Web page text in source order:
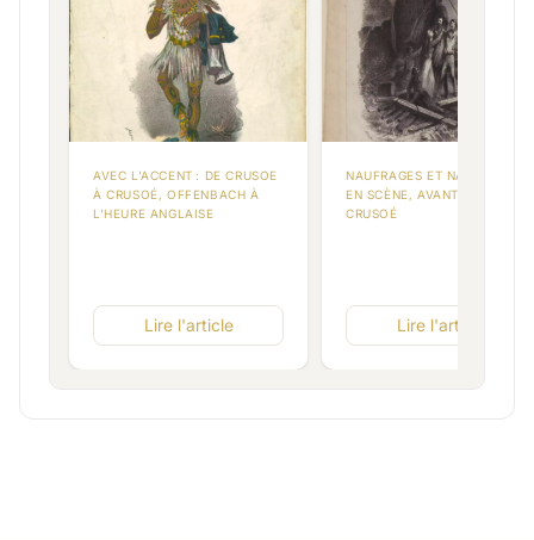
AVEC L'ACCENT : DE CRUSOE
À CRUSOÉ, OFFENBACH À
L'HEURE ANGLAISE
Lire l'article
NAUFRAGES ET NAUFRAGÉS
EN SCÈNE, AVANT ROBINSON
CRUSOÉ
Lire l'article